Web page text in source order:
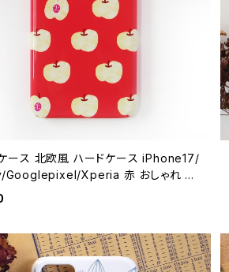
ース 北欧風 ハードケース iPhone17/
Googlepixel/Xperia 赤 おしゃれ 個
い ポップ【りんごの季節】 hardcase